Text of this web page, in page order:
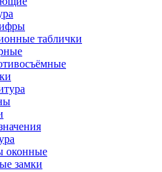
таблички
оконные
замки